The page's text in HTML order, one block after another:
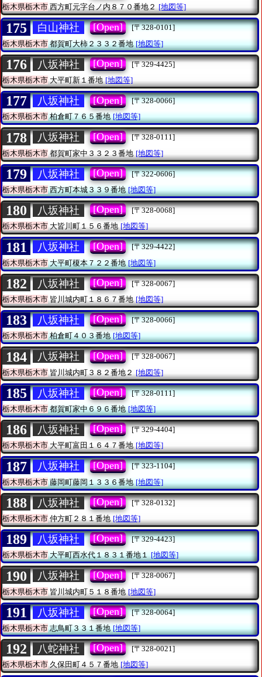
栃木県栃木市西方町元字台ノ内８７０番地２ [地図等]
175 白山神社 [Open]
[〒328-0101]
栃木県栃木市都賀町大柿２３３２番地 [地図等]
176 八坂神社 [Open]
[〒329-4425]
栃木県栃木市大平町新１番地 [地図等]
177 八坂神社 [Open]
[〒328-0066]
栃木県栃木市柏倉町７６５番地 [地図等]
178 八坂神社 [Open]
[〒328-0111]
栃木県栃木市 都賀町家中３３２３番地 [地図等]
179 八坂神社 [Open]
[〒322-0606]
栃木県栃木市西方町本城３３９番地 [地図等]
180 八坂神社 [Open]
[〒328-0068]
栃木県栃木市大皆川町１５６番地 [地図等]
181 八坂神社 [Open]
[〒329-4422]
栃木県栃木市大平町榎本７２２番地 [地図等]
182 八坂神社 [Open]
[〒328-0067]
栃木県栃木市皆川城内町１８６７番地 [地図等]
183 八坂神社 [Open]
[〒328-0066]
栃木県栃木市柏倉町４０３番地 [地図等]
184 八坂神社 [Open]
[〒328-0067]
栃木県栃木市 皆川城内町３８２番地２ [地図等]
185 八坂神社 [Open]
[〒328-0111]
栃木県栃木市都賀町家中６９６番地 [地図等]
186 八坂神社 [Open]
[〒329-4404]
栃木県栃木市大平町富田１６４７番地 [地図等]
187 八坂神社 [Open]
[〒323-1104]
栃木県栃木市藤岡町藤岡１３３６番地 [地図等]
188 八坂神社 [Open]
[〒328-0132]
栃木県栃木市仲方町２８１番地 [地図等]
189 八坂神社 [Open]
[〒329-4423]
栃木県栃木市大平町西水代１８３１番地１ [地図等]
190 八坂神社 [Open]
[〒328-0067]
栃木県栃木市 皆川城内町５１８番地 [地図等]
191 八坂神社 [Open]
[〒328-0064]
栃木県栃木市志鳥町３３１番地 [地図等]
192 八蛇神社 [Open]
[〒328-0021]
栃木県栃木市久保田町４５７番地 [地図等]